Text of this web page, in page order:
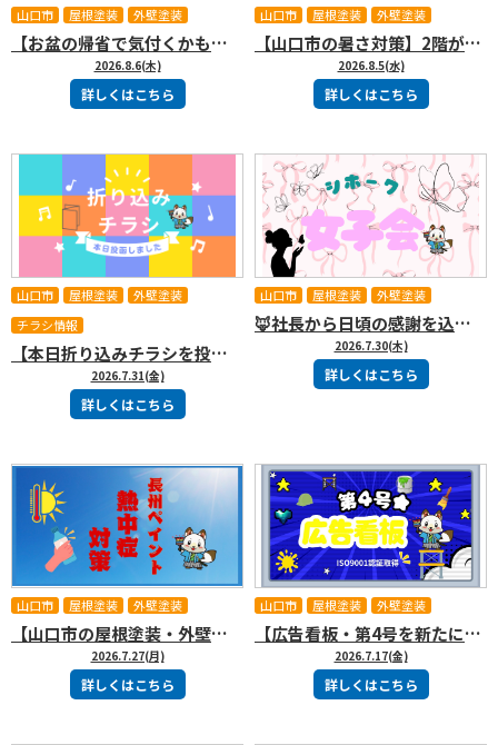
山口市 屋根塗装 外壁塗装
【お盆の帰省で気付くかも？】山口市のご実家で確認したい屋根・外壁の劣化症状🏠🔍
2026.8.6(木)
詳しくはこちら
山口市 屋根塗装 外壁塗装
【山口市の暑さ対策】2階が暑い原因は屋根かも？遮熱塗料を使った屋根塗装をご紹介！
2026.8.5(水)
詳しくはこちら
山口市 屋根塗装
外壁塗装
チラシ情報
【本日折り込みチラシを投函しました！】投函当日に早速お問い合わせをいただきました！
2026.7.31(金)
詳しくはこちら
山口市 屋根塗装 外壁塗装
🦊社長から日頃の感謝を込めて✨シホーク女子会を開催しました！！
2026.7.30(木)
詳しくはこちら
山口市 屋根塗装 外壁塗装
【山口市の屋根塗装・外壁塗装】夏の現場で徹底している熱中症対策をご紹介します！
2026.7.27(月)
詳しくはこちら
山口市 屋根塗装 外壁塗装
【広告看板・第4号を新たに設置！】山口市で屋根塗装・外壁塗装なら長州ペイント🦊✨
2026.7.17(金)
詳しくはこちら